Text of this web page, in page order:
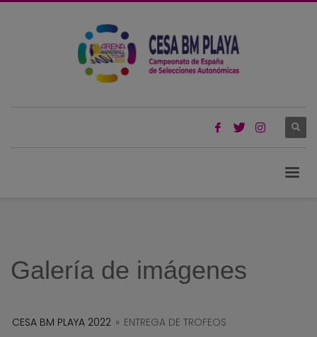
Galería de imágenes
CESA BM PLAYA 2022 » ENTREGA DE TROFEOS